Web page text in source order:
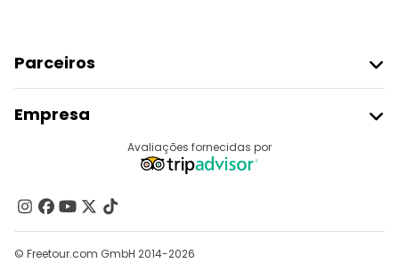
Parceiros
Registo Do Fornecedor
Programa De Afiliados
Empresa
Contacte-Nos
Grupos
Ajuda
Avaliações fornecidas por
© Freetour.com GmbH 2014-2026